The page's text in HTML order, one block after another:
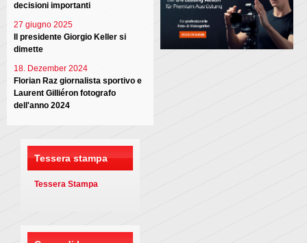
decisioni importanti
27 giugno 2025
Il presidente Giorgio Keller si
dimette
18. Dezember 2024
Florian Raz giornalista sportivo e
Laurent Gilliéron fotografo
dell'anno 2024
Tessera stampa
Tessera Stampa